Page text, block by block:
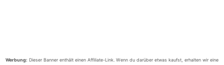
Werbung: Dieser Banner enthält einen Affiliate-Link. Wenn du darüber etwas kaufst, erhalten wir eine